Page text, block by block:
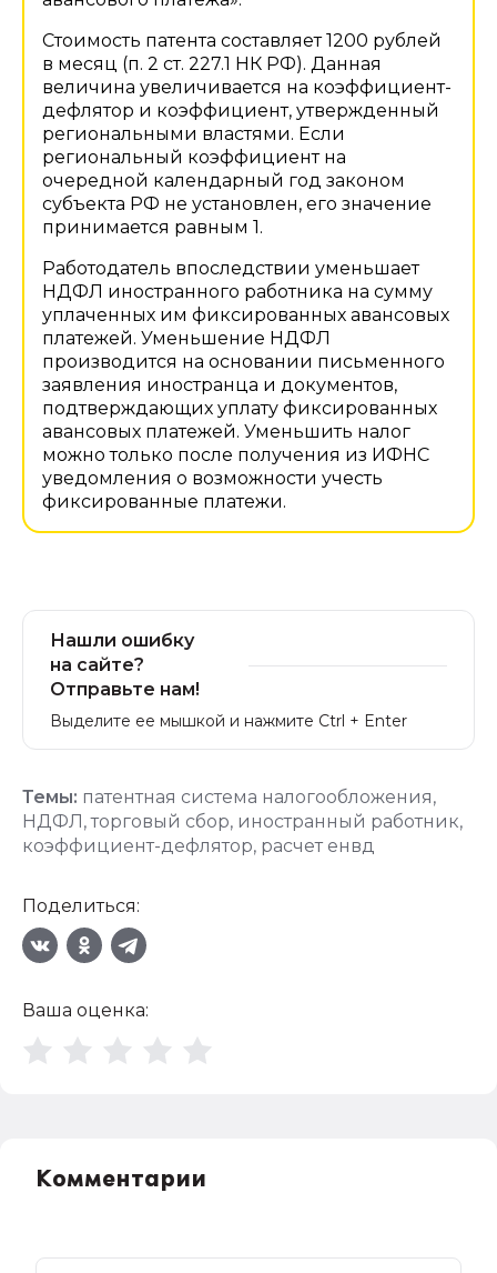
Стоимость патента составляет 1200 рублей
в месяц (п. 2 ст. 227.1 НК РФ). Данная
величина увеличивается на коэффициент-
дефлятор и коэффициент, утвержденный
региональными властями. Если
региональный коэффициент на
очередной календарный год законом
субъекта РФ не установлен, его значение
принимается равным 1.
Работодатель впоследствии уменьшает
НДФЛ иностранного работника на сумму
уплаченных им фиксированных авансовых
платежей. Уменьшение НДФЛ
производится на основании письменного
заявления иностранца и документов,
подтверждающих уплату фиксированных
авансовых платежей. Уменьшить налог
можно только после получения из ИФНС
уведомления о возможности учесть
фиксированные платежи.
Нашли ошибку
на сайте?
Отправьте нам!
Выделите ее мышкой и нажмите Ctrl + Enter
Темы: патентная система налогообложения,
НДФЛ,торговый сбор, иностранный работник,
коэффициент-дефлятор, расчет енвд
Поделиться:
Ваша оценка:
Комментарии